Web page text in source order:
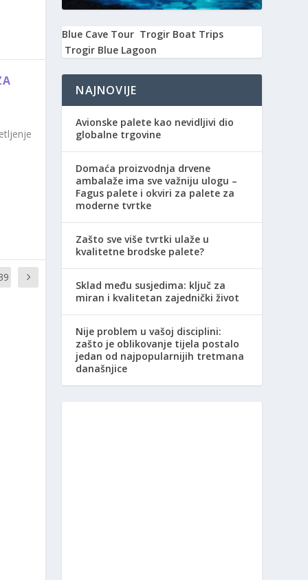
Blue Cave Tour Trogir Boat Trips
Trogir Blue Lagoon
NAJNOVIJE
Avionske palete kao nevidljivi dio
globalne trgovine
Domaća proizvodnja drvene
ambalaže ima sve važniju ulogu –
Fagus palete i okviri za palete za
moderne tvrtke
Zašto sve više tvrtki ulaže u
kvalitetne brodske palete?
Sklad među susjedima: ključ za
miran i kvalitetan zajednički život
Nije problem u vašoj disciplini:
zašto je oblikovanje tijela postalo
jedan od najpopularnijih tretmana
današnjice